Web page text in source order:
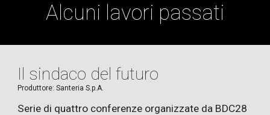
Alcuni lavori passati
Il sindaco del futuro
Produttore: Santeria S.p.A.
Serie di quattro conferenze organizzate da BDC28